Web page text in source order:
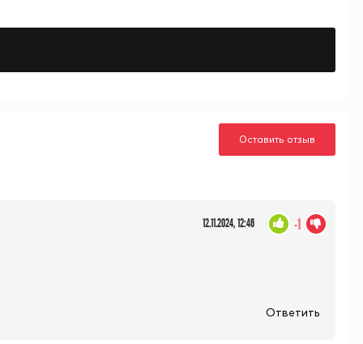
Оставить отзыв
12.11.2024, 12:46 -1
Ответить